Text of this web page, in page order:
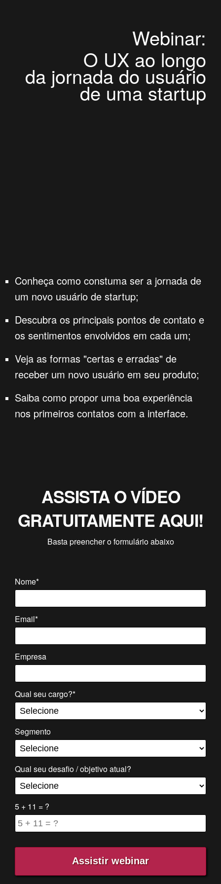
Webinar:
O UX ao longo
da jornada do usuário
de uma startup
Conheça como constuma ser a jornada de
um novo usuário de startup;
Descubra os principais pontos de contato e
os sentimentos envolvidos em cada um;
Veja as formas "certas e erradas" de
receber um novo usuário em seu produto;
Saiba como propor uma boa experiência
nos primeiros contatos com a interface.
ASSISTA O VÍDEO
GRATUITAMENTE AQUI!
Basta preencher o formulário abaixo
Nome*
Email*
Empresa
Qual seu cargo?*
Segmento
Qual seu desafio / objetivo atual?
5 + 11 = ?